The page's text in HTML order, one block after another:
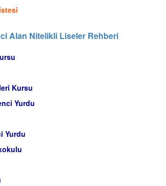
Alan Nitelikli Liseler Rehberi
Kursu
Yurdu
Yurdu